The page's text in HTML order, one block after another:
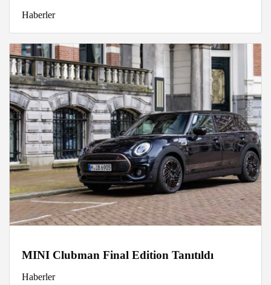
Haberler
MINI Clubman Final Edition Tanıtıldı
Haberler